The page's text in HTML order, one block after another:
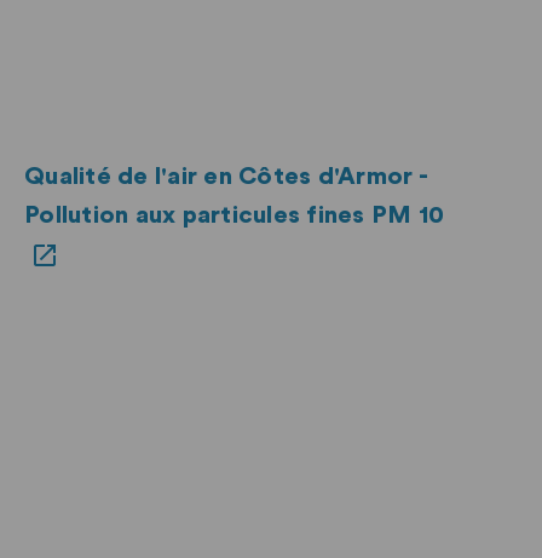
Qualité de l'air en Côtes d'Armor -
Pollution aux particules fines PM 10